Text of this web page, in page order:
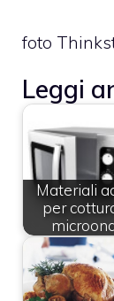
foto
Leggi
Materiali
per